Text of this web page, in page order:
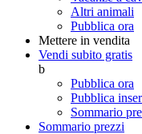
Altri animali
Pubblica ora
Mettere in vendita
Vendi subito gratis
b
Pubblica ora
Pubblica
Sommario
Sommario prezzi